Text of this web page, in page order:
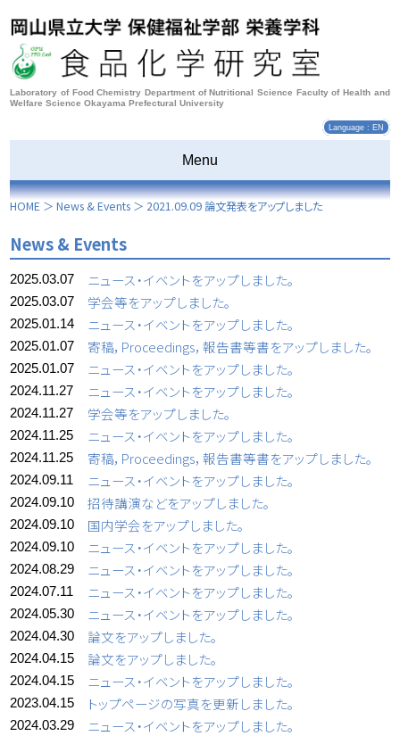
Laboratory of Food Chemistry Department of Nutritional Science Faculty of Health and
Welfare Science Okayama Prefectural University
Language : EN
Menu
HOME ＞News & Events ＞ 2021.09.09 論文発表をアップしました
News & Events
2025.03.07 ニュース・イベントをアップしました。
2025.03.07 学会等をアップしました。
2025.01.14 ニュース・イベントをアップしました。
2025.01.07 寄稿，Proceedings，報告書等書をアップしました。
2025.01.07 ニュース・イベントをアップしました。
2024.11.27 ニュース・イベントをアップしました。
2024.11.27 学会等をアップしました。
2024.11.25 ニュース・イベントをアップしました。
2024.11.25 寄稿，Proceedings，報告書等書をアップしました。
2024.09.11 ニュース・イベントをアップしました。
2024.09.10 招待講演などをアップしました。
2024.09.10 国内学会をアップしました。
2024.09.10 ニュース・イベントをアップしました。
2024.08.29 ニュース・イベントをアップしました。
2024.07.11 ニュース・イベントをアップしました。
2024.05.30 ニュース・イベントをアップしました。
2024.04.30 論文をアップしました。
2024.04.15 論文をアップしました。
2024.04.15 ニュース・イベントをアップしました。
2023.04.15 トップページの写真を更新しました。
2024.03.29 ニュース・イベントをアップしました。